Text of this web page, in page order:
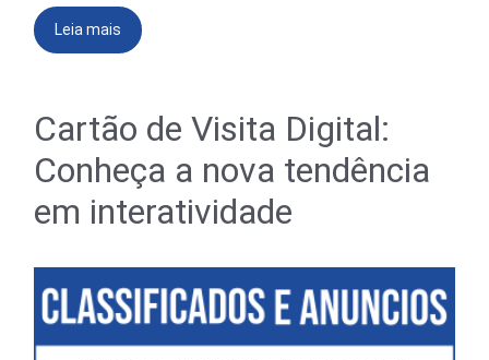
Leia mais
Cartão de Visita Digital:
Conheça a nova tendência
em interatividade